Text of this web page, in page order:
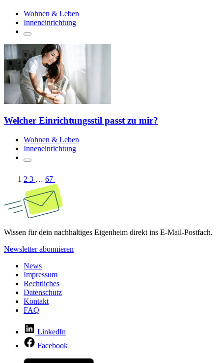
Wohnen & Leben
Inneneinrichtung
Welcher Einrichtungsstil passt zu mir?
Wohnen & Leben
Inneneinrichtung
1 2 3 … 67
Wissen für dein nachhaltiges Eigenheim direkt ins E-Mail-Postfach.
Newsletter abonnieren
News
Impressum
Rechtliches
Datenschutz
Kontakt
FAQ
LinkedIn
Facebook